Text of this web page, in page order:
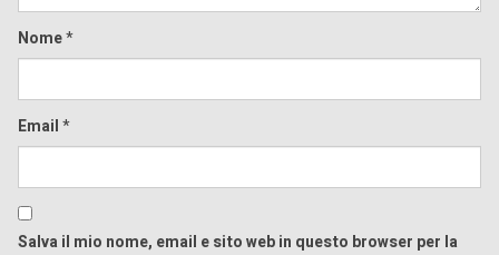
Nome*
Email*
Salva il mio nome, email e sito web in questo browser per la